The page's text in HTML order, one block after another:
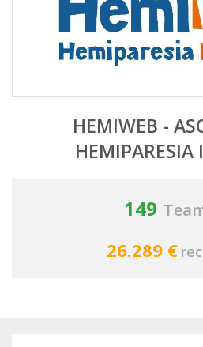
HEMIWEB -
HEMIPARESIA
149
26.289 €